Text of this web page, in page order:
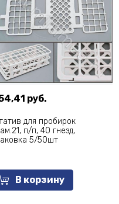
руб.
для пробирок
п/п, 40 гнезд,
5/50шт
В корзину